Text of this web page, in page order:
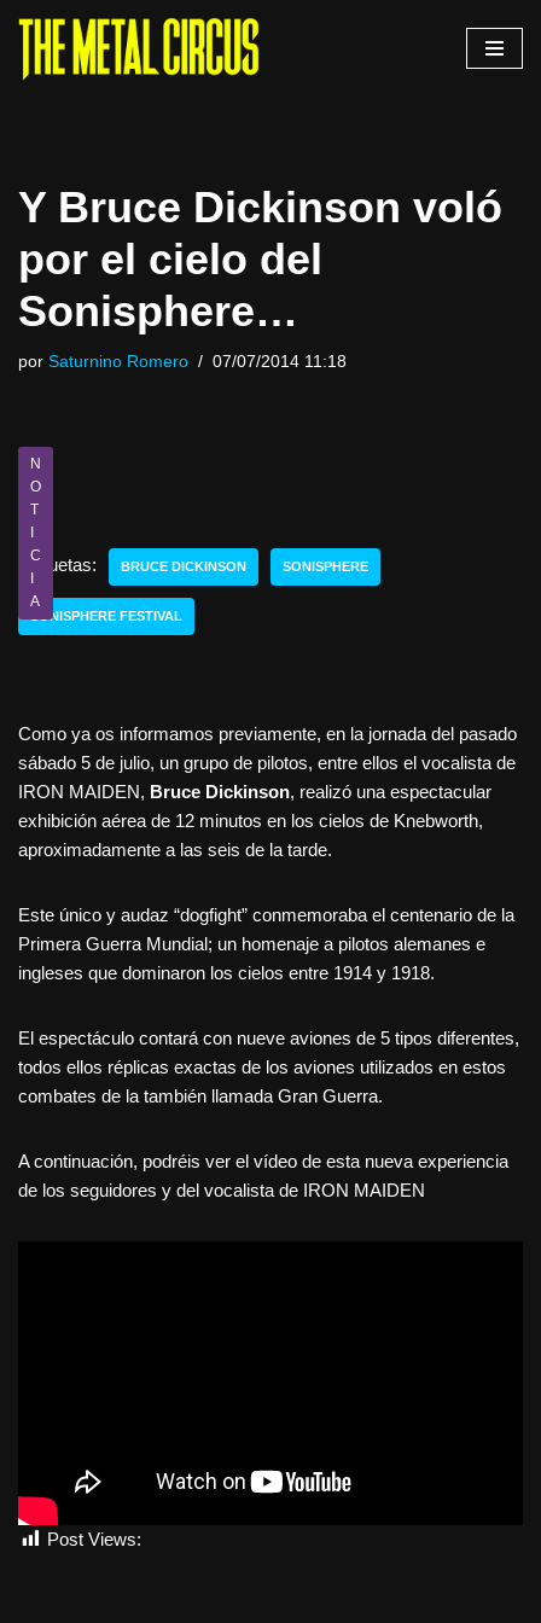
Saltar
Y Bruce Dickinson voló
por el cielo del
Sonisphere…
por Saturnino Romero 07/07/2014 11:18
N
O
T
I
C
I
A
Etiquetas: BRUCE DICKINSON SONISPHERE
SONISPHERE FESTIVAL
Como ya os informamos previamente, en la jornada del pasado
sábado 5 de julio, un grupo de pilotos, entre ellos el vocalista de
IRON MAIDEN, Bruce Dickinson, realizó una espectacular
exhibición aérea de 12 minutos en los cielos de Knebworth,
aproximadamente a las seis de la tarde.
Este único y audaz “dogfight” conmemoraba el centenario de la
Primera Guerra Mundial; un homenaje a pilotos alemanes e
ingleses que dominaron los cielos entre 1914 y 1918.
El espectáculo contará con nueve aviones de 5 tipos diferentes,
todos ellos réplicas exactas de los aviones utilizados en estos
combates de la también llamada Gran Guerra.
A continuación, podréis ver el vídeo de esta nueva experiencia
de los seguidores y del vocalista de IRON MAIDEN
Post Views: